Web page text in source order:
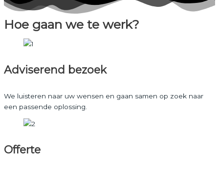
Hoe gaan we te werk?
Adviserend bezoek
We luisteren naar uw wensen en gaan samen op zoek naar
een passende oplossing.
Offerte